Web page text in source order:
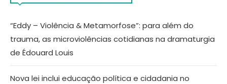
“Eddy – Violência & Metamorfose”: para além do
trauma, as microviolências cotidianas na dramaturgia
de Édouard Louis
Nova lei inclui educação política e cidadania no